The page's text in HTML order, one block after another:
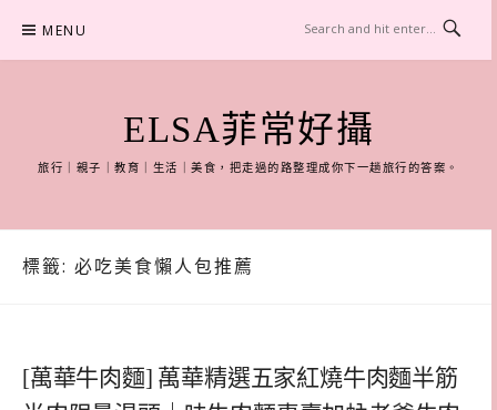
content
MENU
ELSA菲常好攝
旅行｜親子｜教育｜生活｜美食，把走過的路整理成你下一趟旅行的答案。
標籤: 必吃美食懶人包推薦
[萬華牛肉麵] 萬華精選五家紅燒牛肉麵半筋